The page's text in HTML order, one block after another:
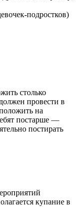
подростков)
столько
провести в
на
постарше —
постирать
купание в